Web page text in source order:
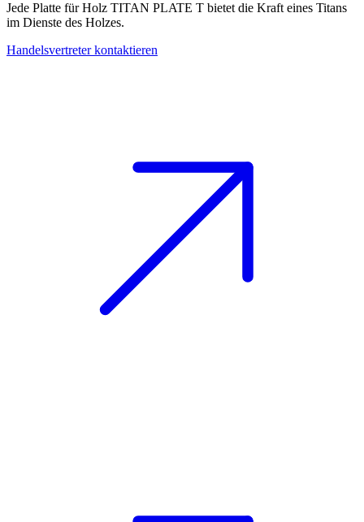
Jede Platte für Holz TITAN PLATE T bietet die Kraft eines Titans
im Dienste des Holzes.
Handelsvertreter kontaktieren